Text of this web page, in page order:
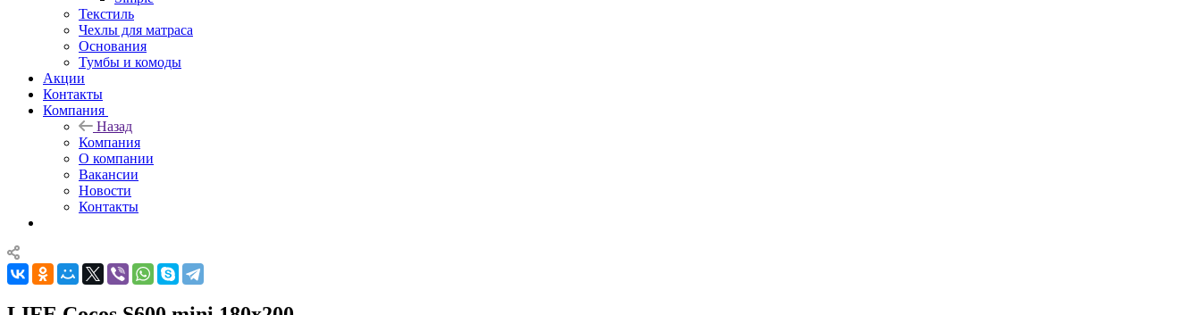
Текстиль
Чехлы для матраса
Основания
Тумбы и комоды
Акции
Контакты
Компания
Назад
Компания
О компании
Вакансии
Новости
Контакты